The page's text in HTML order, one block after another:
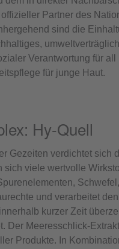
Partner des
sind die
Verantwortung für
für junge Haut.
Hy-Quell
Gezeiten verdichtet sich
sich viele wertvolle
und verarbeitet
kurzer Zeit
Der Meeresschlick-
Produkte. In